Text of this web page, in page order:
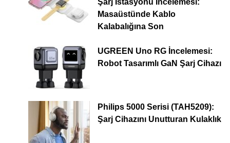
Şarj İstasyonu İncelemesi:
Masaüstünde Kablo
Kalabalığına Son
UGREEN Uno RG İncelemesi:
Robot Tasarımlı GaN Şarj Cihazı
Philips 5000 Serisi (TAH5209):
Şarj Cihazını Unutturan Kulaklık